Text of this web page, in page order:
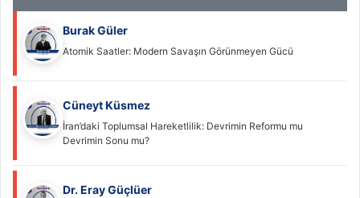
Burak Güler
Atomik Saatler: Modern Savaşın Görünmeyen Gücü
Cüneyt Küsmez
İran’daki Toplumsal Hareketlilik: Devrimin Reformu mu
Devrimin Sonu mu?
Dr. Eray Güçlüer